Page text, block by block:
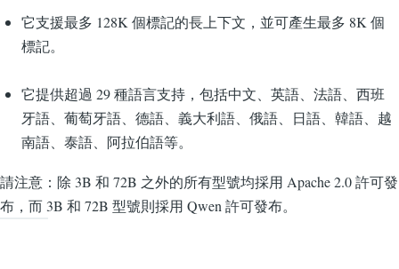
它支援最多 128K 個標記的長上下文，並可產生最多 8K 個
標記。
它提供超過 29 種語言支持，包括中文、英語、法語、西班
牙語、葡萄牙語、德語、義大利語、俄語、日語、韓語、越
南語、泰語、阿拉伯語等。
請注意：除 3B 和 72B 之外的所有型號均採用 Apache 2.0 許可發
布，而 3B 和 72B 型號則採用 Qwen 許可發布。